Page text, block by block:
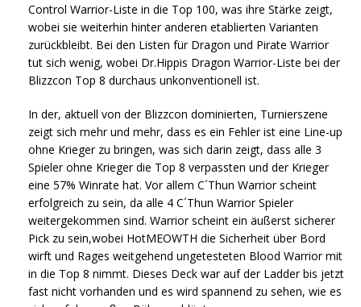
Control Warrior-Liste in die Top 100, was ihre Stärke zeigt,
wobei sie weiterhin hinter anderen etablierten Varianten
zurückbleibt. Bei den Listen für Dragon und Pirate Warrior
tut sich wenig, wobei Dr.Hippis Dragon Warrior-Liste bei der
Blizzcon Top 8 durchaus unkonventionell ist.
In der, aktuell von der Blizzcon dominierten, Turnierszene
zeigt sich mehr und mehr, dass es ein Fehler ist eine Line-up
ohne Krieger zu bringen, was sich darin zeigt, dass alle 3
Spieler ohne Krieger die Top 8 verpassten und der Krieger
eine 57% Winrate hat. Vor allem C´Thun Warrior scheint
erfolgreich zu sein, da alle 4 C´Thun Warrior Spieler
weitergekommen sind. Warrior scheint ein äußerst sicherer
Pick zu sein,wobei HotMEOWTH die Sicherheit über Bord
wirft und Rages weitgehend ungetesteten Blood Warrior mit
in die Top 8 nimmt. Dieses Deck war auf der Ladder bis jetzt
fast nicht vorhanden und es wird spannend zu sehen, wie es